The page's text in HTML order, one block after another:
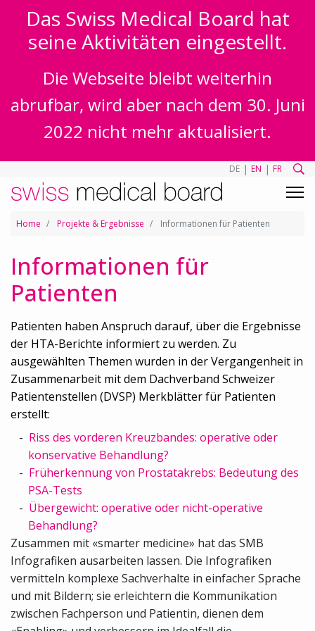
Das Swiss Medical Board hat
seine Aktivitäten eingestellt.
Die Webseite bleibt weiterhin
abrufbar, wird aber nach dem 30. Juni
2022 nicht mehr aktualisiert.
DE | EN | FR
Home Projekte & Ergebnisse Informationen für Patienten
Informationen für
Patienten
Patienten haben Anspruch darauf, über die Ergebnisse
der HTA-Berichte informiert zu werden. Zu
ausgewählten Themen wurden in der Vergangenheit in
Zusammenarbeit mit dem Dachverband Schweizer
Patientenstellen (DVSP) Merkblätter für Patienten
erstellt:
Riss des vorderen Kreuzbandes: operative oder
konservative Behandlung?
Früherkennung von Prostatakrebs: Bedeutung des
PSA-Tests
Übergewicht: operative oder nicht-operative
Behandlung?
Zusammen mit «smarter medicine» hat das SMB
Infografiken ausarbeiten lassen. Die Infografiken
vermitteln komplexe Sachverhalte in einfacher Sprache
und mit Bildern; sie erleichtern die Kommunikation
zwischen Fachperson und Patientin, dienen dem